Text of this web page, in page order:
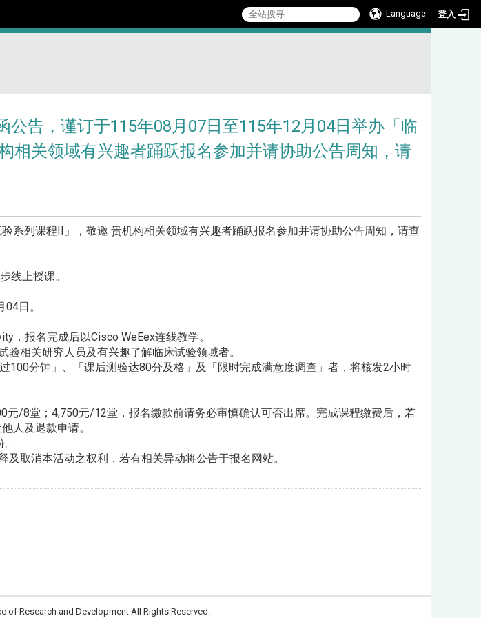
Language 登入
公告，谨订于115年08月07日至115年12月04日举办「临
相关领域有兴趣者踊跃报名参加并请协助公告周知，请
课程II」，敬邀 贵机构相关领域有兴趣者踊跃报名参加并请协助公告周知，请查
线上授课。
日。
报名完成后以Cisco WeEex连线教学。
相关研究人员及有兴趣了解临床试验领域者。
分钟」、「课后测验达80分及格」及「限时完成满意度调查」者，将核发2小时
/8堂；4,750元/12堂，报名缴款前请务必审慎确认可否出席。完成课程缴费后，若
人及退款申请。
取消本活动之权利，若有相关异动将公告于报名网站。
Research and Development All Rights Reserved.